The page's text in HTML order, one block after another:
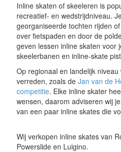
Inline skaten of skeeleren is
recreatief- en wedstrijdniveau.
georganiseerde tochten rijden
over fietspaden en door de
geven lessen inline skaten voor
skeelerbanen en inline-skate
Op regionaal en landelijk
verreden, zoals de Jan van de
competitie. Elke inline skater
wensen, daarom adviseren wij
van een paar inline skates die
Wij verkopen inline skates van
Powerslide en Luigino.